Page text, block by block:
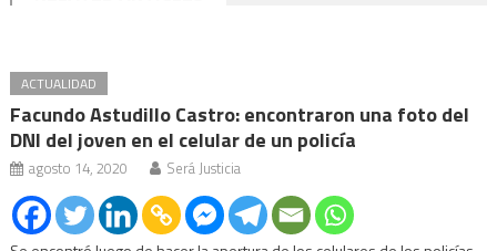
ACTUALIDAD
Facundo Astudillo Castro: encontraron una foto del
DNI del joven en el celular de un policía
agosto 14, 2020 Será Justicia